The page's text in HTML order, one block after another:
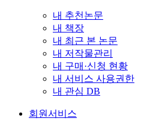
내 추천논문
내 책장
내 최근 본 논문
내 저작물관리
내 구매·신청 현황
내 서비스 사용권한
내 관심 DB
회원서비스